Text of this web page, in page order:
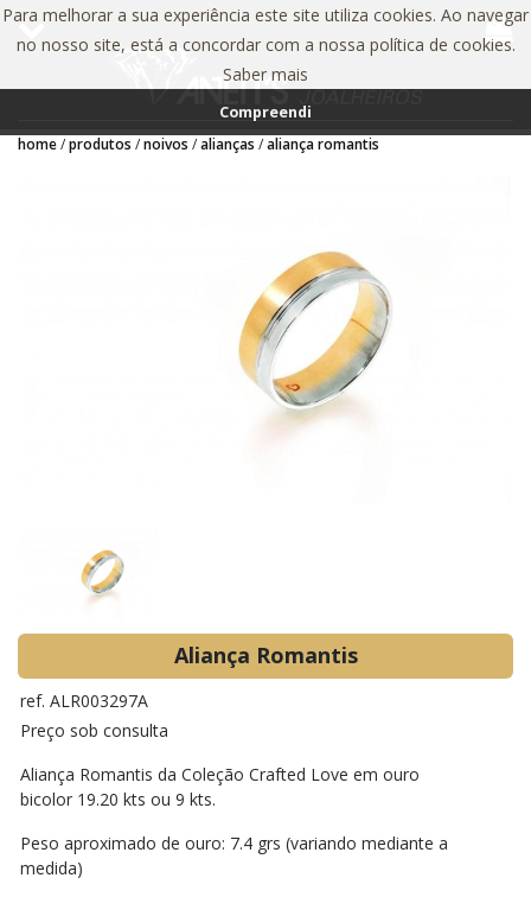
Para melhorar a sua experiência este site utiliza cookies. Ao navegar
no nosso site, está a concordar com a nossa política de cookies.
Saber mais
Compreendi
home produtos noivos alianças aliança romantis
Aliança Romantis
ref. ALR003297A
Preço sob consulta
Aliança Romantis da Coleção Crafted Love em ouro
bicolor 19.20 kts ou 9 kts.
Peso aproximado de ouro: 7.4 grs (variando mediante a
medida)